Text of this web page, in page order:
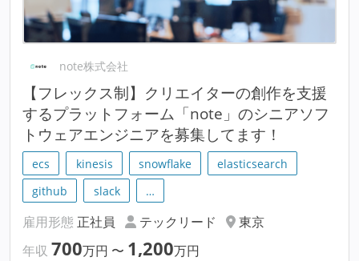
note株式会社
【フレックス制】クリエイターの創作を支援
するプラットフォーム「note」のシニアソフ
トウェアエンジニアを募集してます！
ecs kinesis snowflake
elasticsearch
github
slack …
雇用形態 正社員 テックリード
東京
年収 700万円 〜 1,200万円